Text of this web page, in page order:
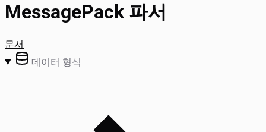
MessagePack 파서
문서
데이터 형식